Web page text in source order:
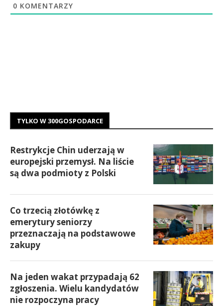
0 KOMENTARZY
TYLKO W 300GOSPODARCE
Restrykcje Chin uderzają w
europejski przemysł. Na liście
są dwa podmioty z Polski
Co trzecią złotówkę z
emerytury seniorzy
przeznaczają na podstawowe
zakupy
Na jeden wakat przypadają 62
zgłoszenia. Wielu kandydatów
nie rozpoczyna pracy